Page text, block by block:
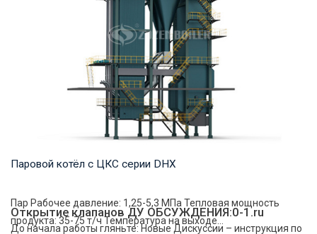
Паровой котёл с ЦКС серии DHX
Пар Рабочее давление: 1,25-5,3 МПа Тепловая мощность
продукта: 35-75 т/ч Температура на выходе...
Открытие клапанов ДУ ОБСУЖДЕНИЯ:0-1.ru
До начала работы гляньте: Новые Дискуссии – инструкция по